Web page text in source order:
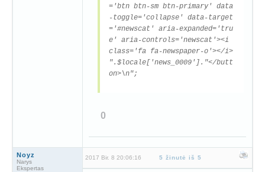
='btn btn-sm btn-primary' data
-toggle='collapse' data-target
='#newscat' aria-expanded='tru
e' aria-controls='newscat'><i
class='fa fa-newspaper-o'></i>
".$locale['news_0009']."</butt
on>\n";
0
Noyz
Narys
Ekspertas
2017 Bir. 8 20:06:16 5 žinutė iš 5